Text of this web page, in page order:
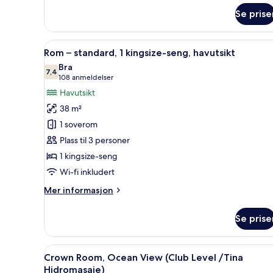
Se
Åpne
alle
bildene
av
Rom
–
standard,
1
kingsize-
seng,
havutsikt
Rom – standard, 1 kingsize-
5
Rom – standard, 1 kingsize-seng, havutsikt
7,47,4 av 10
Bra
108 anmeldelser
(108
anmeldelser)
Havutsikt
38 m²
1 soverom
Plass til 3 personer
1 kingsize-seng
Wi-fi inkludert
Mer informasjon
Mer
–
standard,
1
kingsize-
Se
Åpne
alle
Crown Room, Ocean View
5
Crown Room, Ocean View (Club Level /Tina
Hidromasaje)